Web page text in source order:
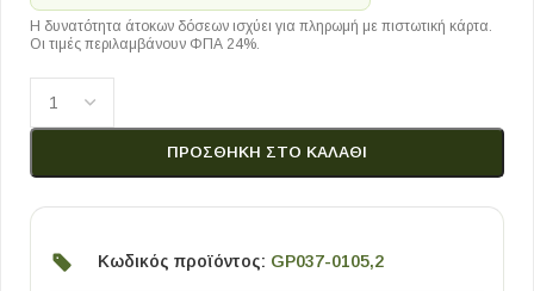
Η δυνατότητα άτοκων δόσεων ισχύει για πληρωμή με πιστωτική κάρτα.
Οι τιμές περιλαμβάνουν ΦΠΑ 24%.
ΠΡΟΣΘΉΚΗ ΣΤΟ ΚΑΛΆΘΙ
Κωδικός προϊόντος: GP037-0105,2